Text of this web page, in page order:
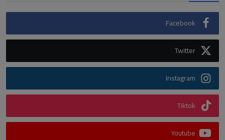
Facebook
Twitter
Instagram
Tiktok
Youtube